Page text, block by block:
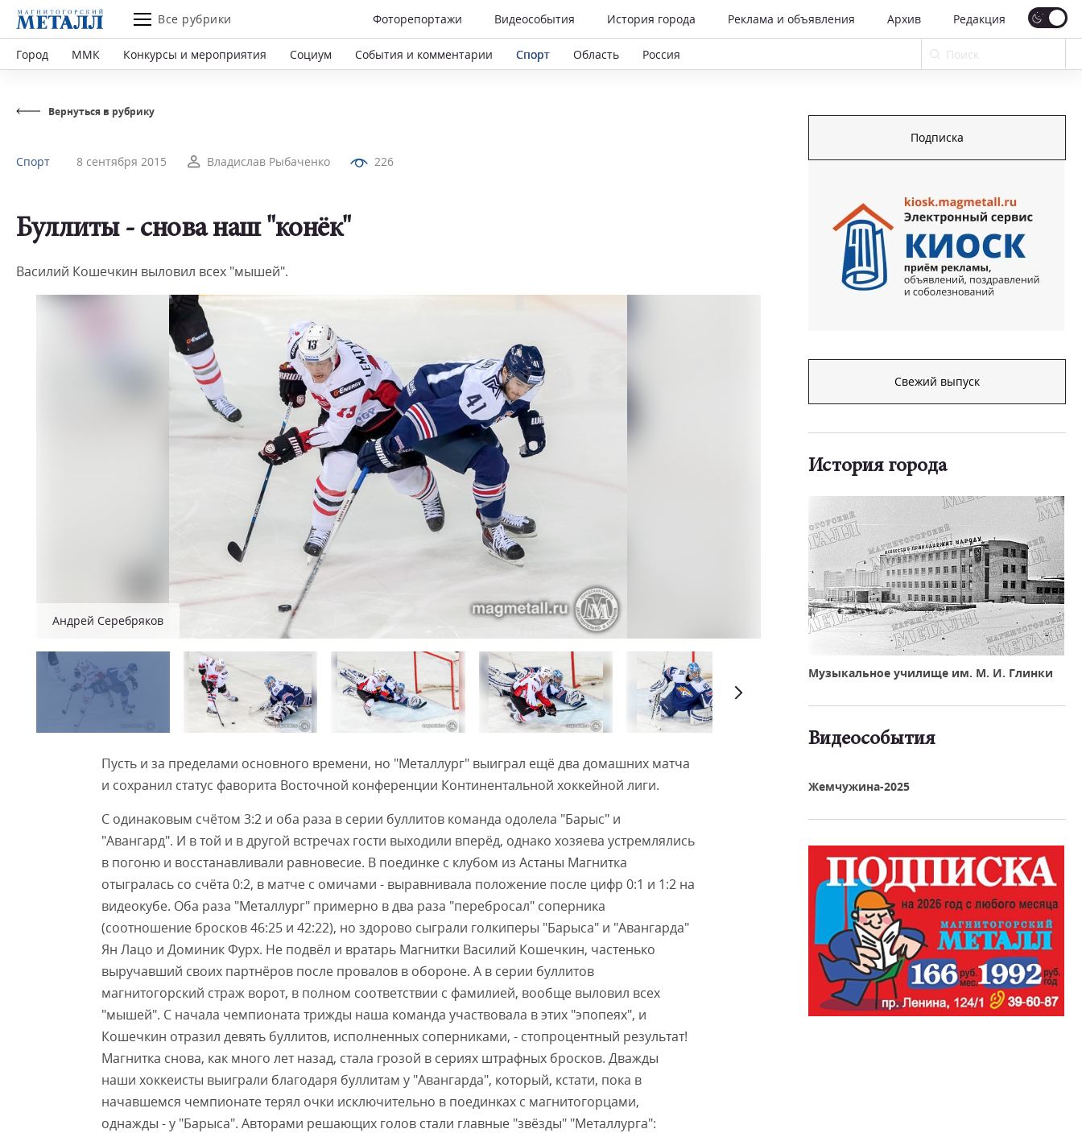
Все рубрики Фоторепортажи Видеособытия История города Реклама и объявления Архив Редакция
Город ММК Конкурсы и мероприятия Социум События и комментарии Спорт Область Россия
Вернуться в рубрику
Спорт 8 сентября 2015 Владислав Рыбаченко 226
Буллиты - снова наш "конёк"
Василий Кошечкин выловил всех "мышей".
Андрей Серебряков Андрей Серебряков
Пусть и за пределами основного времени, но "Металлург" выиграл ещё два домашних матча
и сохранил статус фаворита Восточной конференции Континентальной хоккейной лиги.
С одинаковым счётом 3:2 и оба раза в серии буллитов команда одолела "Барыс" и
"Авангард". И в той и в другой встречах гости выходили вперёд, однако хозяева устремлялись
в погоню и восстанавливали равновесие. В поединке с клубом из Астаны Магнитка
отыгралась со счёта 0:2, в матче с омичами - выравнивала положение после цифр 0:1 и 1:2 на
видеокубе. Оба раза "Металлург" примерно в два раза "перебросал" соперника
(соотношение бросков 46:25 и 42:22), но здорово сыграли голкиперы "Барыса" и "Авангарда"
Ян Лацо и Доминик Фурх. Не подвёл и вратарь Магнитки Василий Кошечкин, частенько
выручавший своих партнёров после провалов в обороне. А в серии буллитов
магнитогорский страж ворот, в полном соответствии с фамилией, вообще выловил всех
"мышей". С начала чемпионата трижды наша команда участвовала в этих "эпопеях", и
Кошечкин отразил девять буллитов, исполненных соперниками, - стопроцентный результат!
Магнитка снова, как много лет назад, стала грозой в сериях штрафных бросков. Дважды
наши хоккеисты выиграли благодаря буллитам у "Авангарда", который, кстати, пока в
начавшемся чемпионате терял очки исключительно в поединках с магнитогорцами,
однажды - у "Барыса". Авторами решающих голов стали главные "звёзды" "Металлурга":
Подписка
Свежий выпуск
История города
Музыкальное училище им. М. И. Глинки
Видеособытия
Жемчужина-2025